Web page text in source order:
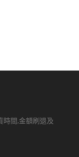
時間,金額刷退及